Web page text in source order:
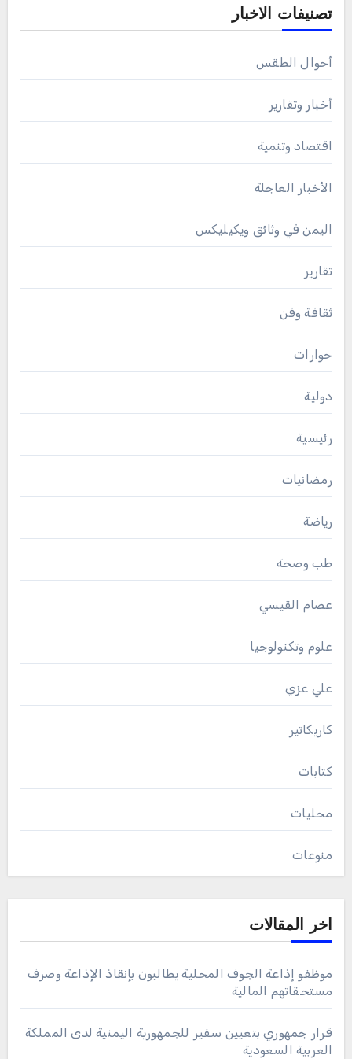
تصنيفات الاخبار
أحوال الطقس
أخبار وتقارير
اقتصاد وتنمية
الأخبار العاجلة
اليمن في وثائق ويكيليكس
تقارير
ثقافة وفن
حوارات
دولية
رئيسية
رمضانيات
رياضة
طب وصحة
عصام القيسي
علوم وتكنولوجيا
علي عزي
كاريكاتير
كتابات
محليات
منوعات
اخر المقالات
موظفو إذاعة الجوف المحلية يطالبون بإنقاذ الإذاعة وصرف
مستحقاتهم المالية
قرار جمهوري بتعيين سفير للجمهورية اليمنية لدى المملكة
العربية السعودية